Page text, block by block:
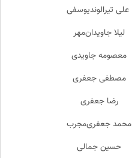
علی تیرالوندیوسفی
لیلا جاویدان‌مهر
معصومه جاویدی
مصطفی جعفری
رضا جعفری
محمد جعفری‌مجرب
حسین جمالی